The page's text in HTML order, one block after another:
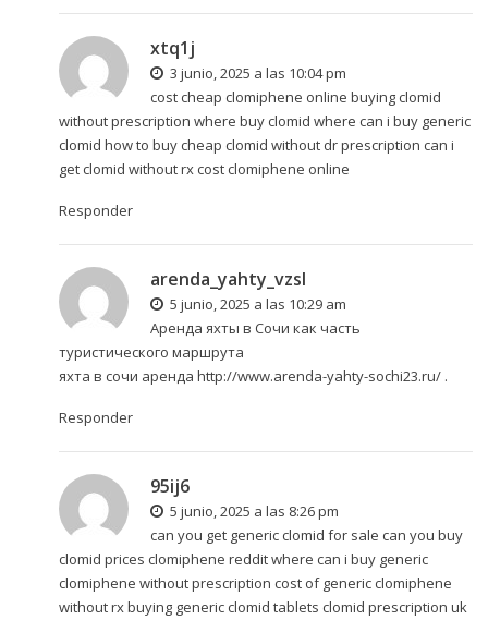
xtq1j
3 junio, 2025 a las 10:04 pm
cost cheap clomiphene online buying clomid
without prescription where buy clomid where can i buy generic
clomid how to buy cheap clomid without dr prescription can i
get clomid without rx cost clomiphene online
Responder
arenda_yahty_vzsl
5 junio, 2025 a las 10:29 am
Аренда яхты в Сочи как часть
туристического маршрута
яхта в сочи аренда http://www.arenda-yahty-sochi23.ru/.
Responder
95ij6
5 junio, 2025 a las 8:26 pm
can you get generic clomid for sale can you buy
clomid prices clomiphene redditwhere can i buy generic
clomiphene without prescription cost of generic clomiphene
without rx buying generic clomid tablets clomid prescription uk